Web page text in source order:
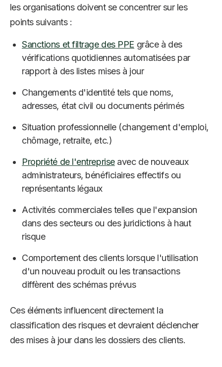
les organisations doivent se concentrer sur les
points suivants :
Sanctions et filtrage des PPE grâce à des
vérifications quotidiennes automatisées par
rapport à des listes mises à jour
Changements d'identité tels que noms,
adresses, état civil ou documents périmés
Situation professionnelle (changement d'emploi,
chômage, retraite, etc.)
Propriété de l'entrepriseavec de nouveaux
administrateurs, bénéficiaires effectifs ou
représentants légaux
Activités commerciales telles que l'expansion
dans des secteurs ou des juridictions à haut
risque
Comportement des clients lorsque l'utilisation
d'un nouveau produit ou les transactions
diffèrent des schémas prévus
Ces éléments influencent directement la
classification des risques et devraient déclencher
des mises à jour dans les dossiers des clients.